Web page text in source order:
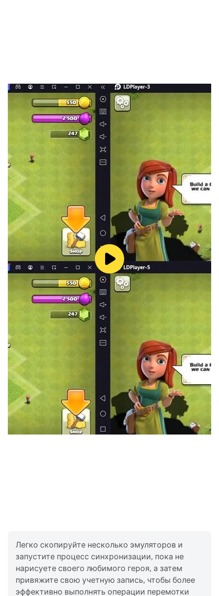
Легко скопируйте несколько эмуляторов и
запустите процесс синхронизации, пока не
нарисуете своего любимого героя, а затем
привяжите свою учетную запись, чтобы более
эффективно выполнять операции перемотки